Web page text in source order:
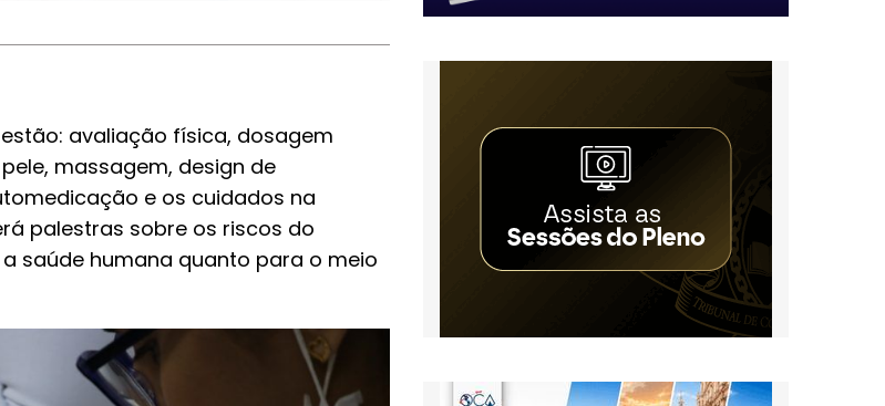
avaliação física, dosagem
massagem, design de
e os cuidados na
palestras sobre os riscos do
saúde humana quanto para o meio